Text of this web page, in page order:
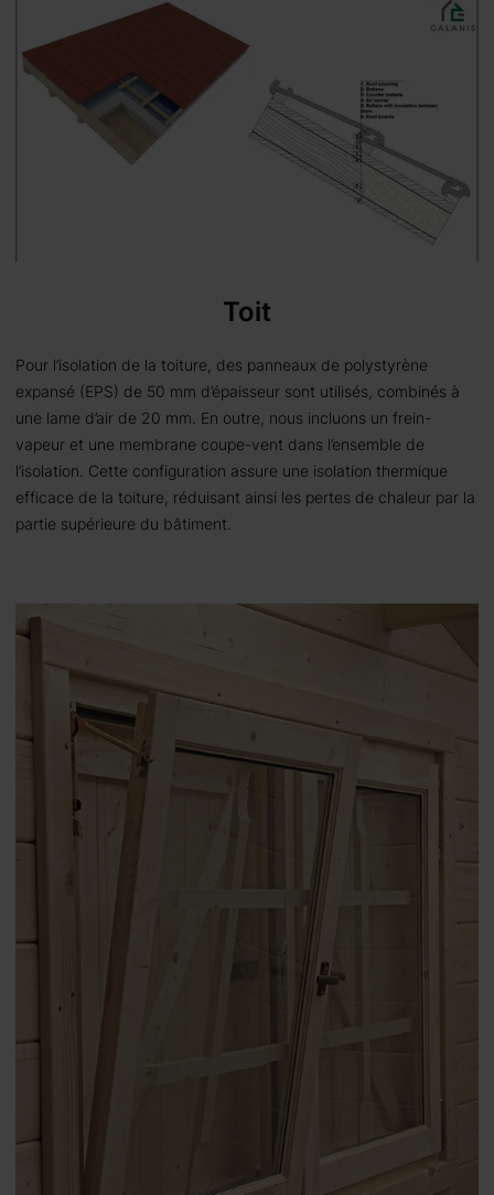
Toit
Pour l’isolation de la toiture, des panneaux de polystyrène
expansé (EPS) de 50 mm d’épaisseur sont utilisés, combinés à
une lame d’air de 20 mm. En outre, nous incluons un frein-
vapeur et une membrane coupe-vent dans l’ensemble de
l’isolation. Cette configuration assure une isolation thermique
efficace de la toiture, réduisant ainsi les pertes de chaleur par la
partie supérieure du bâtiment.